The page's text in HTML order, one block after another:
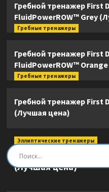
Гребной тренажер First
FluidPowerROW™ Grey
Гребные тренажеры
Гребной тренажер First
FluidPowerROW™
Гребные тренажеры
Гребной тренажер First
(Лучшая цена)
Эллиптические тренажеры
Эллиптический
(Лучшая цена)